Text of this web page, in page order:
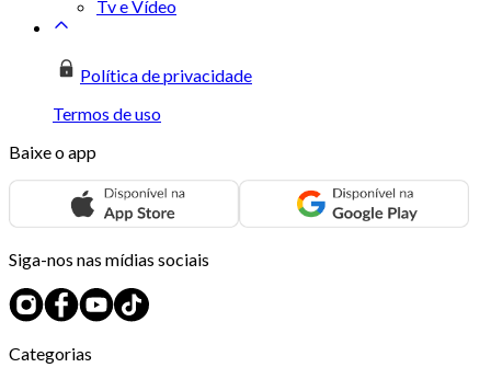
Tv e Vídeo
Política de privacidade
Termos de uso
Baixe o app
Siga-nos nas mídias sociais
Categorias